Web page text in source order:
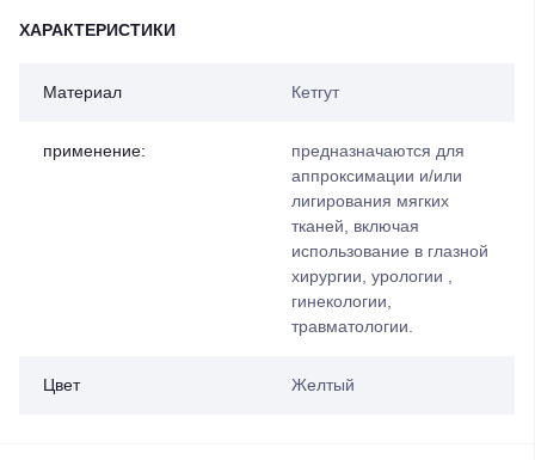
ХАРАКТЕРИСТИКИ
Материал Кетгут
применение:
предназначаются для
аппроксимации и/или
лигирования мягких
тканей, включая
использование в глазной
хирургии, урологии ,
гинекологии,
травматологии.
Цвет Желтый